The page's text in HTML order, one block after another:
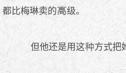
都比梅琳卖的
级。
但他还是用这 方式把